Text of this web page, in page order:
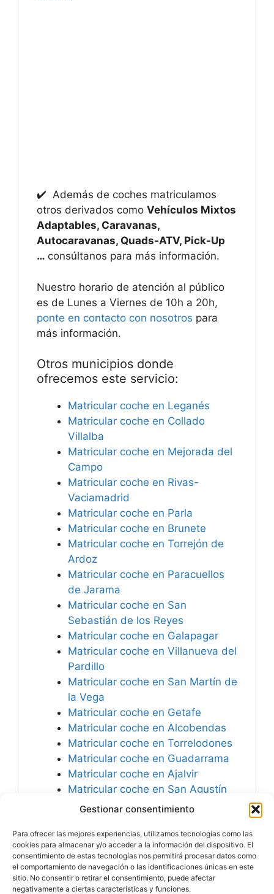
Gestionar consentimiento
Para ofrecer las mejores experiencias, utilizamos tecnologías como las
cookies para almacenar y/o acceder a la información del dispositivo. El
consentimiento de estas tecnologías nos permitirá procesar datos como
el comportamiento de navegación o las identificaciones únicas en este
sitio. No consentir o retirar el consentimiento, puede afectar
negativamente a ciertas características y funciones.
✔️ Además de coches matriculamos
otros derivados como Vehículos Mixtos
Adaptables, Caravanas,
Autocaravanas, Quads-ATV, Pick-Up
… consúltanos para más información.
Nuestro horario de atención al público
es de Lunes a Viernes de 10h a 20h,
ponte en contacto con nosotros para
más información.
Otros municipios donde
ofrecemos este servicio:
Matricular coche en Leganés
Matricular coche en Collado
Villalba
Matricular coche en Mejorada del
Campo
Matricular coche en Rivas-
Vaciamadrid
Matricular coche en Parla
Matricular coche en Brunete
Matricular coche en Torrejón de
Ardoz
Matricular coche en Paracuellos
de Jarama
Matricular coche en San
Sebastián de los Reyes
Matricular coche en Galapagar
Matricular coche en Villanueva del
Pardillo
Matricular coche en San Martín de
la Vega
Matricular coche en Getafe
Matricular coche en Alcobendas
Matricular coche en Torrelodones
Matricular coche en Guadarrama
Matricular coche en Ajalvir
Matricular coche en San Agustín
del Guadalix
Matricular coche en Coslada